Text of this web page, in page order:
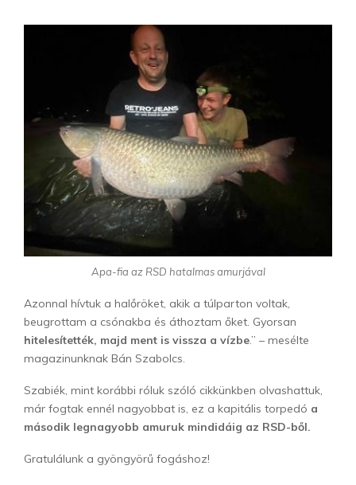
Apa-fia az RSD hatalmas amurjával
Azonnal hívtuk a halőröket, akik a túlparton voltak,
beugrottam a csónakba és áthoztam őket. Gyorsan
hitelesítették, majd ment is vissza a vízbe.” – mesélte
magazinunknak Bán Szabolcs.
Szabiék, mint korábbi róluk szóló cikkünkben olvashattuk,
már fogtak ennél nagyobbat is, ez a kapitális torpedó a
második legnagyobb amuruk mindidáig az RSD-ből.
Gratulálunk a gyöngyörű fogáshoz!